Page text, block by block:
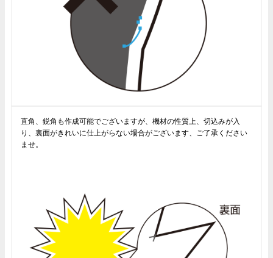
直角、鋭角も作成可能でございますが、機材の性質上、切込みが入
り、裏面がきれいに仕上がらない場合がございます、ご了承ください
ませ。